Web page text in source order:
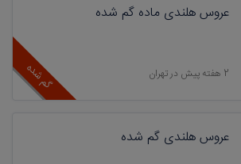
گم شده
عروس هلندی ماده گم شده
2 هفته پیش در تهران
عروس هلندی گم شده